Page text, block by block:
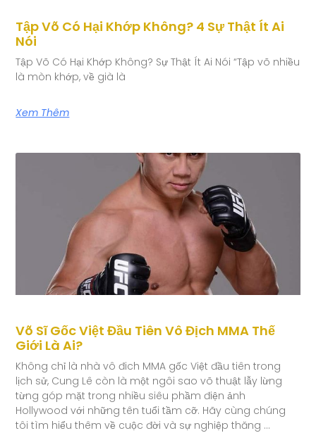
Tập Võ Có Hại Khớp Không? 4 Sự Thật Ít Ai
Nói
Tập Võ Có Hại Khớp Không? Sự Thật Ít Ai Nói “Tập võ nhiều
là mòn khớp, về già là
Xem Thêm
Võ Sĩ Gốc Việt Đầu Tiên Vô Địch MMA Thế
Giới Là Ai?
Không chỉ là nhà vô đich MMA gốc Việt đầu tiên trong
lịch sử, Cung Lê còn là một ngôi sao võ thuật lẫy lừng
từng góp mặt trong nhiều siêu phầm điện ảnh
Hollywood với những tên tuổi tầm cỡ. Hãy cùng chúng
tôi tìm hiểu thêm về cuộc đời và sự nghiệp thăng …